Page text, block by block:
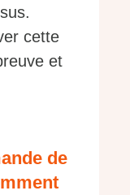
cette
et
de